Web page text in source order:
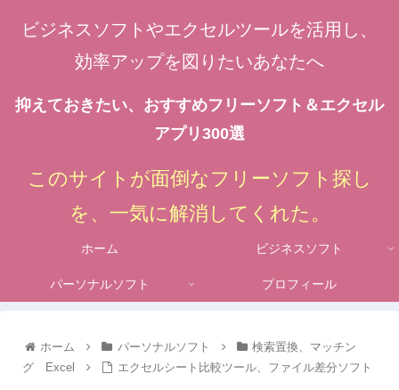
ビジネスソフトやエクセルツールを活用し、
効率アップを図りたいあなたへ
抑えておきたい、おすすめフリーソフト＆エクセル
アプリ300選
このサイトが面倒なフリーソフト探し
を、一気に解消してくれた。
ホーム ビジネスソフト
パーソナルソフト プロフィール
ホーム パーソナルソフト
検索置換、マッチン
グ Excel
エクセルシート比較ツール、ファイル差分ソフト